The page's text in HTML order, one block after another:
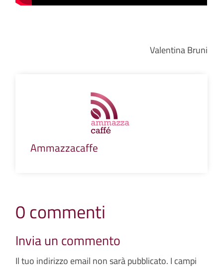
Valentina Bruni
Ammazzacaffe
0 commenti
Invia un commento
Il tuo indirizzo email non sarà pubblicato. I campi